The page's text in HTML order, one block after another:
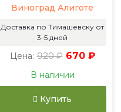
Виноград Алиготе
Доставка по Тимашевску от
3-5 дней
Цена: 920 ₽ 670 ₽
В наличии
Купить